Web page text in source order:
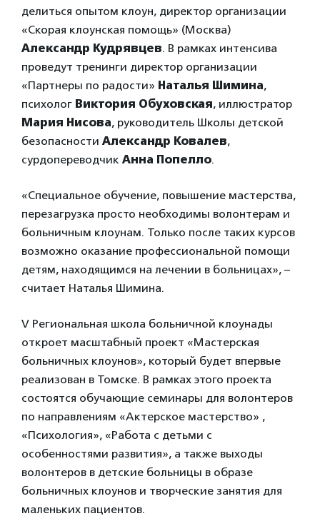
делиться опытом клоун, директор организации
«Скорая клоунская помощь» (Москва)
Александр Кудрявцев. В рамках интенсива
проведут тренинги директор организации
«Партнеры по радости» Наталья Шимина,
психолог Виктория Обуховская, иллюстратор
Мария Нисова, руководитель Школы детской
безопасности Александр Ковалев,
сурдопереводчик Анна Попелло.
«Специальное обучение, повышение мастерства,
перезагрузка просто необходимы волонтерам и
больничным клоунам. Только после таких курсов
возможно оказание профессиональной помощи
детям, находящимся на лечении в больницах», –
считает Наталья Шимина.
V Региональная школа больничной клоунады
откроет масштабный проект «Мастерская
больничных клоунов», который будет впервые
реализован в Томске. В рамках этого проекта
состоятся обучающие семинары для волонтеров
по направлениям «Актерское мастерство» ,
«Психология», «Работа с детьми с
особенностями развития», а также выходы
волонтеров в детские больницы в образе
больничных клоунов и творческие занятия для
маленьких пациентов.